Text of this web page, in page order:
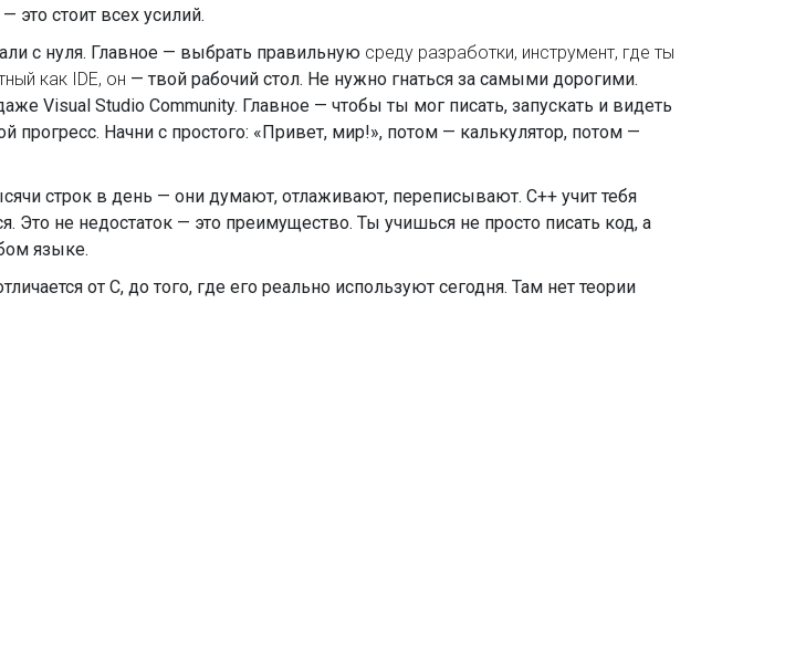
стоит всех усилий.
с нуля. Главное — выбрать правильную среду разработки, инструмент, где ты
как IDE, он — твой рабочий стол. Не нужно гнаться за самыми дорогими.
Visual Studio Community. Главное — чтобы ты мог писать, запускать и видеть
прогресс. Начни с простого: «Привет, мир!», потом — калькулятор, потом —
строк в день — они думают, отлаживают, переписывают. C++ учит тебя
не недостаток — это преимущество. Ты учишься не просто писать код, а
языке.
от C, до того, где его реально используют сегодня. Там нет теории